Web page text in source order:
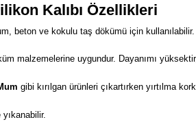
Kalıbı Özellikleri
beton ve kokulu taş dökümü için kullanılabilir.
malzemelerine uygundur. Dayanımı
gibi kırılgan ürünleri çıkartırken yırtılma
yıkanabilir.